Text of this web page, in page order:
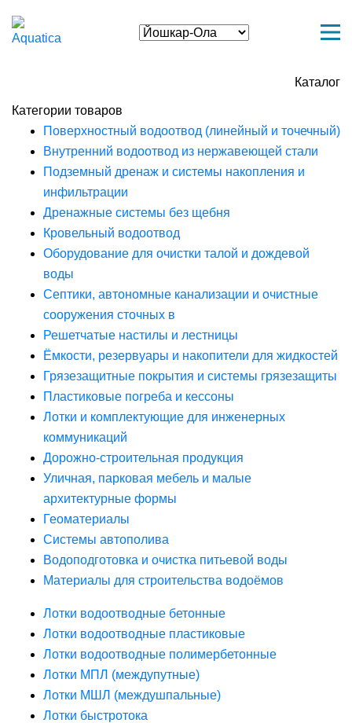
Каталог
Категории товаров
Поверхностный водоотвод (линейный и точечный)
Внутренний водоотвод из нержавеющей стали
Подземный дренаж и системы накопления и
инфильтрации
Дренажные системы без щебня
Кровельный водоотвод
Оборудование для очистки талой и дождевой
воды
Септики, автономные канализации и очистные
сооружения сточных в
Решетчатые настилы и лестницы
Ёмкости, резервуары и накопители для жидкостей
Грязезащитные покрытия и системы грязезащиты
Пластиковые погреба и кессоны
Лотки и комплектующие для инженерных
коммуникаций
Дорожно-строительная продукция
Уличная, парковая мебель и малые
архитектурные формы
Геоматериалы
Системы автополива
Водоподготовка и очистка питьевой воды
Материалы для строительства водоёмов
Лотки водоотводные бетонные
Лотки водоотводные пластиковые
Лотки водоотводные полимербетонные
Лотки МПЛ (междупутные)
Лотки МШЛ (междушпальные)
Лотки быстротока